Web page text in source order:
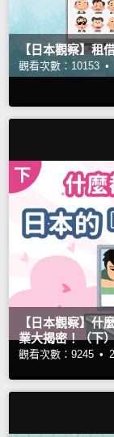
【日本觀察】租
觀看次數：10153 •
【日本觀察】什
業大揭密！（下
觀看次數：9245 •